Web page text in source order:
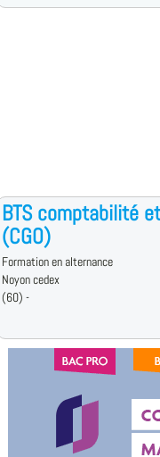
BTS comptabilité
(CGO)
Formation en alternance
Noyon cedex
(60) -